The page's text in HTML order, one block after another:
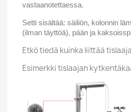
vastaanotettaessa.
Setti sisältää: säiliön, kolonnin
(ilman täyttöä), pään ja
Etkö tiedä kuinka liittää
Esimerkki tislaajan